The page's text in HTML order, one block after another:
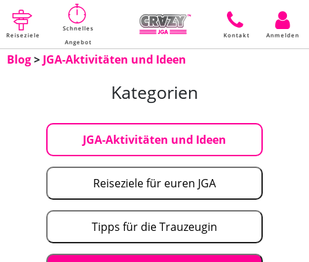
Reiseziele
Schnelles
Angebot
Kontakt Anmelden
Blog>JGA-Aktivitäten und Ideen
Kategorien
JGA-Aktivitäten und Ideen
Reiseziele für euren JGA
Tipps für die Trauzeugin